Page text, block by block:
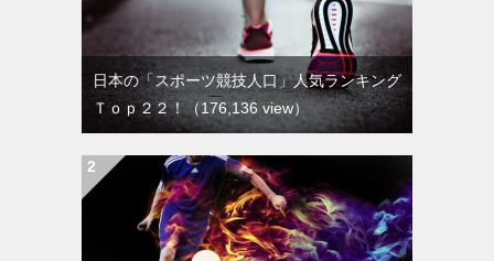
日本の「スポーツ競技人口」人気ランキング
Ｔｏｐ２２！ （176,136 view）